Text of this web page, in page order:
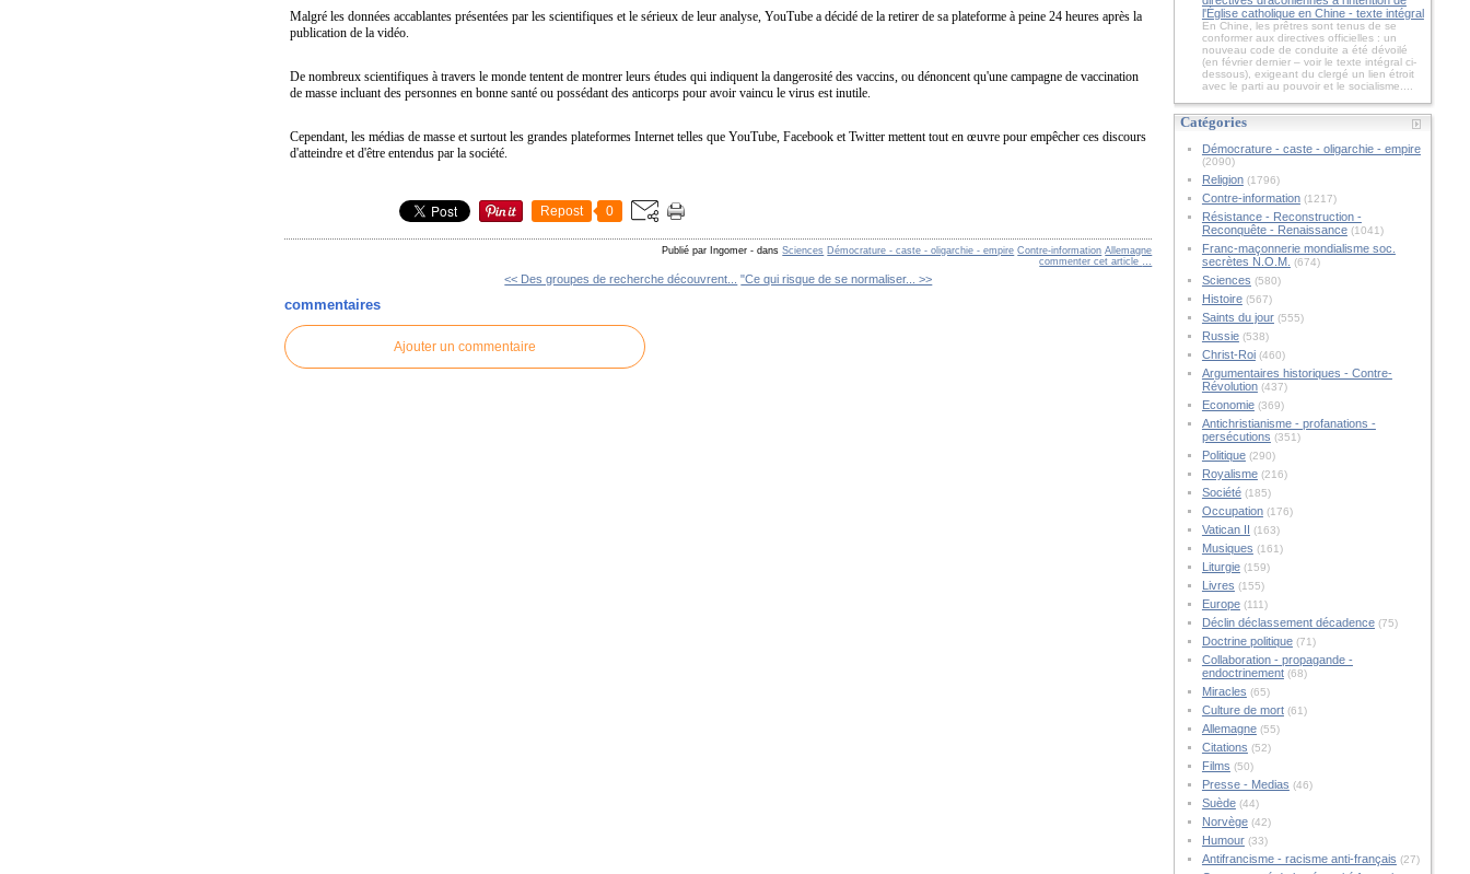
Malgré les données accablantes présentées par les scientifiques et le sérieux de leur analyse, YouTube a décidé de la retirer de sa plateforme à peine 24 heures après la
publication de la vidéo.
De nombreux scientifiques à travers le monde tentent de montrer leurs études qui indiquent la dangerosité des vaccins, ou dénoncent qu'une campagne de vaccination
de masse incluant des personnes en bonne santé ou possédant des anticorps pour avoir vaincu le virus est inutile.
Cependant, les médias de masse et surtout les grandes plateformes Internet telles que YouTube, Facebook et Twitter mettent tout en œuvre pour empêcher ces discours
d'atteindre et d'être entendus par la société.
Repost 0
Publié par Ingomer - dansSciences Démocrature - caste - oligarchie - empire Contre-information Allemagne
commenter cet article
<< Des groupes de recherche découvrent... "Ce qui risque de se normaliser... >>
commentaires
Ajouter un commentaire
l'Église catholique en Chine - texte intégral
En Chine, les prêtres sont tenus de se
conformer aux directives officielles : un
nouveau code de conduite a été dévoilé
(en février dernier – voir le texte intégral ci-
dessous), exigeant du clergé un lien étroit
avec le parti au pouvoir et le socialisme....
Catégories
Démocrature - caste - oligarchie - empire
(2090)
Religion(1796)
Contre-information(1217)
Résistance - Reconstruction -
Reconquête - Renaissance(1041)
Franc-maçonnerie mondialisme soc.
secrètes N.O.M. (674)
Sciences (580)
Histoire(567)
Saints du jour(555)
Russie(538)
Christ-Roi(460)
Argumentaires historiques - Contre-
Révolution(437)
Economie(369)
Antichristianisme - profanations -
persécutions (351)
Politique(290)
Royalisme(216)
Société(185)
Occupation(176)
Vatican II (163)
Musiques (161)
Liturgie(159)
Livres (155)
Europe(111)
Déclin déclassement décadence(75)
Doctrine politique(71)
Collaboration - propagande -
endoctrinement(68)
Miracles (65)
Culture de mort(61)
Allemagne(55)
Citations (52)
Films (50)
Presse - Medias (46)
Suède(44)
Norvège(42)
Humour(33)
Antifrancisme - racisme anti-français (27)